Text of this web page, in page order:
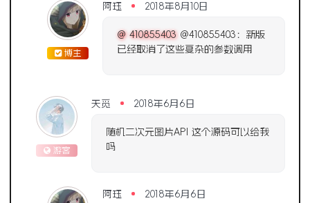
博主
阿珏 2018年8月10日
@ 410855403 @410855403：新版
已经取消了这些复杂的参数调用
游客
天觅 2018年6月6日
随机二次元图片API 这个源码可以给我
吗
阿珏 2018年6月6日